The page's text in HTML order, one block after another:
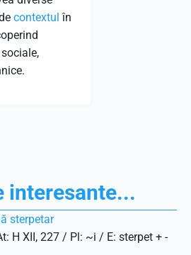
contextul în
interesante...
sterpetar
H XII, 227 / Pl: ~i / E: sterpet + -